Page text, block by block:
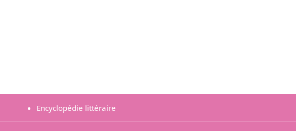
Encyclopédie littéraire